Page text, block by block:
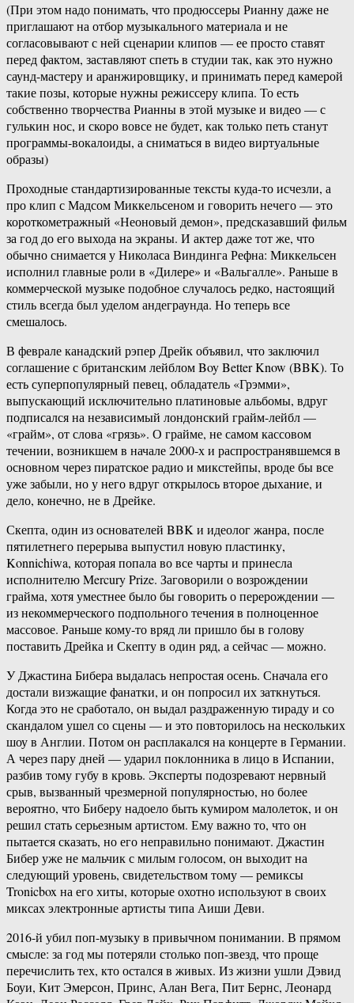
(При этом надо понимать, что продюссеры Рианну даже не
приглашают на отбор музыкального материала и не
согласовывают с ней сценарии клипов — ее просто ставят
перед фактом, заставляют спеть в студии так, как это нужно
саунд-мастеру и аранжировщику, и принимать перед камерой
такие позы, которые нужны режиссеру клипа. То есть
собственно творчества Рианны в этой музыке и видео — с
гулькин нос, и скоро вовсе не будет, как только петь станут
программы-вокалоиды, а сниматься в видео виртуальные
образы)
Проходные стандартизированные тексты куда-то исчезли, а
про клип с Мадсом Миккельсеном и говорить нечего — это
короткометражный «Неоновый демон», предсказавший фильм
за год до его выхода на экраны. И актер даже тот же, что
обычно снимается у Николаса Виндинга Рефна: Миккельсен
исполнил главные роли в «Дилере» и «Вальгалле». Раньше в
коммерческой музыке подобное случалось редко, настоящий
стиль всегда был уделом андеграунда. Но теперь все
смешалось.
В феврале канадский рэпер Дрейк объявил, что заключил
соглашение с британским лейблом Boy Better Know (BBK). То
есть суперпопулярный певец, обладатель «Грэмми»,
выпускающий исключительно платиновые альбомы, вдруг
подписался на независимый лондонский грайм-лейбл —
«грайм», от слова «грязь». О грайме, не самом кассовом
течении, возникшем в начале 2000-х и распространявшемся в
основном через пиратское радио и микстейпы, вроде бы все
уже забыли, но у него вдруг открылось второе дыхание, и
дело, конечно, не в Дрейке.
Скепта, один из основателей BBK и идеолог жанра, после
пятилетнего перерыва выпустил новую пластинку,
Konnichiwa, которая попала во все чарты и принесла
исполнителю Mercury Prize. Заговорили о возрождении
грайма, хотя уместнее было бы говорить о перерождении —
из некоммерческого подпольного течения в полноценное
массовое. Раньше кому-то вряд ли пришло бы в голову
поставить Дрейка и Скепту в один ряд, а сейчас — можно.
У Джастина Бибера выдалась непростая осень. Сначала его
достали визжащие фанатки, и он попросил их заткнуться.
Когда это не сработало, он выдал раздраженную тираду и со
скандалом ушел со сцены — и это повторилось на нескольких
шоу в Англии. Потом он расплакался на концерте в Германии.
А через пару дней — ударил поклонника в лицо в Испании,
разбив тому губу в кровь. Эксперты подозревают нервный
срыв, вызванный чрезмерной популярностью, но более
вероятно, что Биберу надоело быть кумиром малолеток, и он
решил стать серьезным артистом. Ему важно то, что он
пытается сказать, но его неправильно понимают. Джастин
Бибер уже не мальчик с милым голосом, он выходит на
следующий уровень, свидетельством тому — ремиксы
Tronicbox на его хиты, которые охотно используют в своих
миксах электронные артисты типа Аиши Деви.
2016-й убил поп-музыку в привычном понимании. В прямом
смысле: за год мы потеряли столько поп-звезд, что проще
перечислить тех, кто остался в живых. Из жизни ушли Дэвид
Боуи, Кит Эмерсон, Принс, Алан Вега, Пит Бернс, Леонард